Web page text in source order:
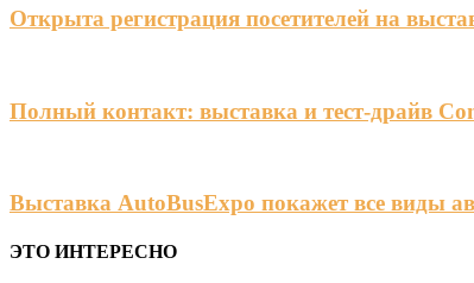
Открыта регистрация посетителей на
Полный контакт: выставка и тест-драйв
Выставка AutoBusExpo покажет все виды
ЭТО ИНТЕРЕСНО